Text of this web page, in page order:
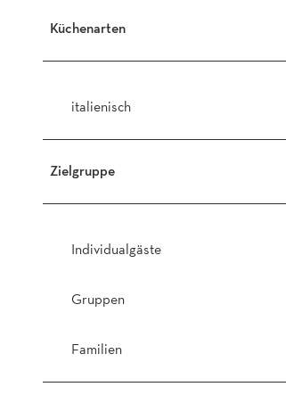
Küchenarten
italienisch
Zielgruppe
Individualgäste
Gruppen
Familien